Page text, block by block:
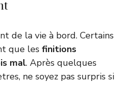
de la vie à bord. Certains
que les finitions
mal. Après quelques
ne soyez pas surpris si